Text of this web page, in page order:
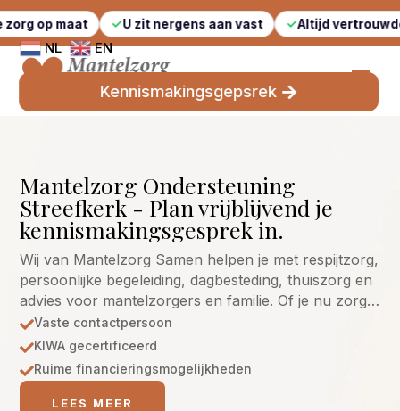
U zit nergens aan vast Altijd vertrouwde
NL EN
Kennismakingsgepsrek
Mantelzorg Ondersteuning
Streefkerk - Plan vrijblijvend je
kennismakingsgesprek in.
Wij van Mantelzorg Samen helpen je met respijtzorg,
persoonlijke begeleiding, dagbesteding, thuiszorg en
advies voor mantelzorgers en familie. Of je nu zorg…
Vaste contactpersoon
KIWA gecertificeerd
Ruime financieringsmogelijkheden
LEES MEER